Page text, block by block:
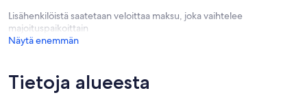
Lisähenkilöistä saatetaan veloittaa maksu, joka vaihtelee
majoituspaikoittain
Näytä enemmän
Tietoja alueesta